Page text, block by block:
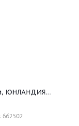
ЮНЛАНДИЯ
662502